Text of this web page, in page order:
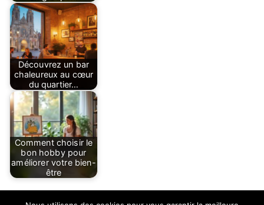
Découvrez un bar
chaleureux au cœur
du quartier…
Comment choisir le
bon hobby pour
améliorer votre bien-
être